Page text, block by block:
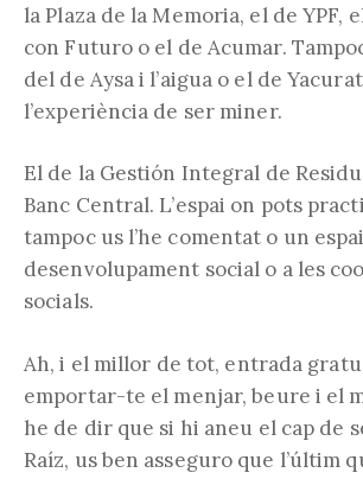
la Plaza de la Memoria, el de YPF,
con Futuro o el de Acumar.
del de Aysa i l’aigua o el de
l’experiència de ser miner.
El de la Gestión Integral de
Banc Central. L’espai on pots
tampoc us l’he comentat o un
desenvolupament social o a les
socials.
Ah, i el millor de tot, entrada
emportar-te el menjar, beure i el
he de dir que si hi aneu el cap de
Raíz, us ben asseguro que l’últim